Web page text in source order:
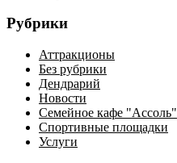
Рубрики
Аттракционы
Без рубрики
Дендрарий
Новости
Семейное кафе "Ассоль"
Спортивные площадки
Услуги